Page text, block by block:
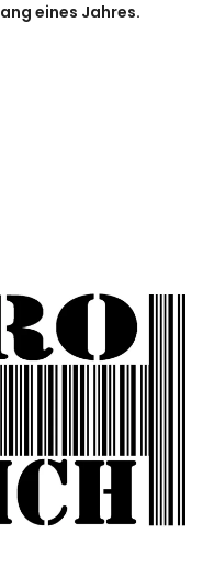
eines Jahres.